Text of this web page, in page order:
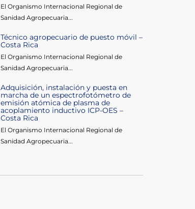
El Organismo Internacional Regional de
Sanidad Agropecuaria...
Técnico agropecuario de puesto móvil –
Costa Rica
El Organismo Internacional Regional de
Sanidad Agropecuaria...
Adquisición, instalación y puesta en
marcha de un espectrofotómetro de
emisión atómica de plasma de
acoplamiento inductivo ICP-OES –
Costa Rica
El Organismo Internacional Regional de
Sanidad Agropecuaria...